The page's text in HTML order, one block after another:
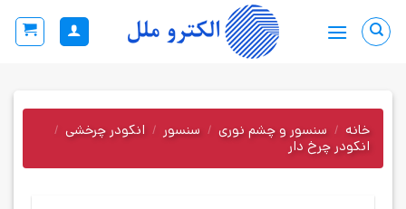
خانه / سنسور و چشم نوری / سنسور / انکودر چرخشی /
انکودر چرخ دار